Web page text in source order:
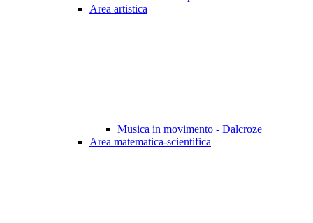
Area artistica
Musica in movimento - Dalcroze
Area matematica-scientifica